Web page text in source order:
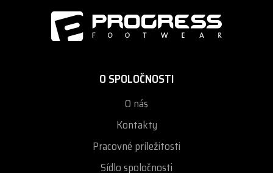
O SPOLOČNOSTI
O nás
Kontakty
Pracovné príležitosti
Sídlo spoločnosti